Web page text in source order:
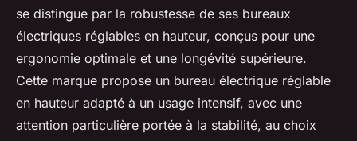
se distingue par la robustesse de ses bureaux
électriques réglables en hauteur, conçus pour une
ergonomie optimale et une longévité supérieure.
Cette marque propose un bureau électrique réglable
en hauteur adapté à un usage intensif, avec une
attention particulière portée à la stabilité, au choix